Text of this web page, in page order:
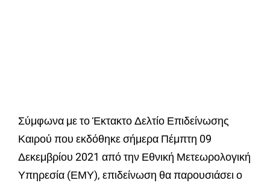
Σύμφωνα με το Έκτακτο Δελτίο Επιδείνωσης
Καιρού που εκδόθηκε σήμερα Πέμπτη 09
Δεκεμβρίου 2021 από την Εθνική Μετεωρολογική
Υπηρεσία (ΕΜΥ), επιδείνωση θα παρουσιάσει ο